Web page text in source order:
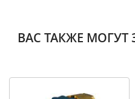
ВАС ТАКЖЕ МОГУТ